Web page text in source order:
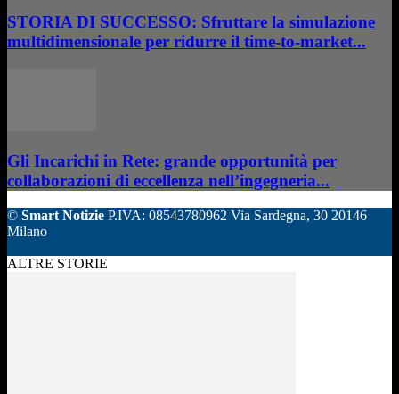
STORIA DI SUCCESSO: Sfruttare la simulazione
multidimensionale per ridurre il time-to-market...
Gli Incarichi in Rete: grande opportunità per
collaborazioni di eccellenza nell’ingegneria...
© Smart Notizie P.IVA: 08543780962 Via Sardegna, 30 20146
Milano
ALTRE STORIE